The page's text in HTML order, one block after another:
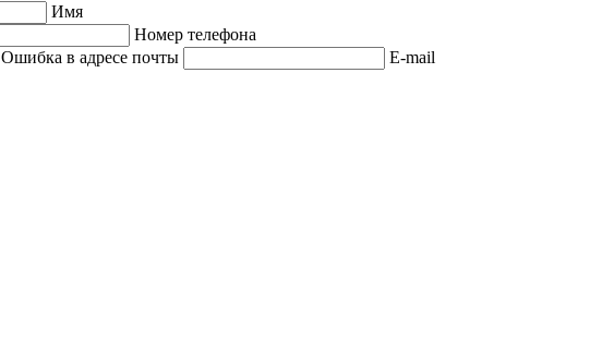
Имя
Номер телефона
Ошибка в адресе почты
E-mail